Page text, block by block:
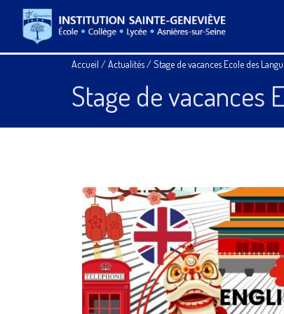
Accueil /Actualités/Stage de vacances Ecole des
Stage de vacances